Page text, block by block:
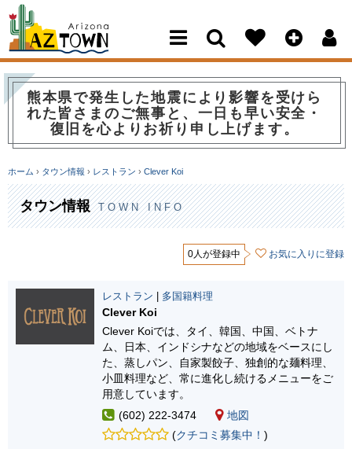
熊本県で発生した地震により影響を受けら
れた皆さまのご無事と、一日も早い安全・
復旧を心よりお祈り申し上げます。
ホーム › タウン情報 › レストラン › Clever Koi
タウン情報 TOWN INFO
0人が登録中 お気に入りに登録
レストラン 多国籍料理
Clever Koi
Clever Koiでは、タイ、韓国、中国、ベトナ
ム、日本、インドシナなどの地域をベースにし
た、蒸しパン、自家製餃子、独創的な麺料理、
小皿料理など、常に進化し続けるメニューをご
用意しています。
(602) 222-3474
地図
(クチコミ募集中！ )